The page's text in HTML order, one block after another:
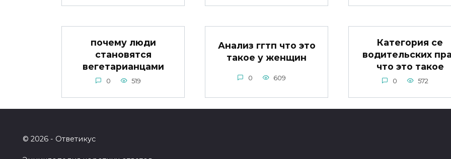
почему люди
становятся
вегетарианцами
0 519
Анализ ггтп что это
такое у женщин
0 609
Категория се
водительских
что это такое
0 572
© 2026 - Ответикус